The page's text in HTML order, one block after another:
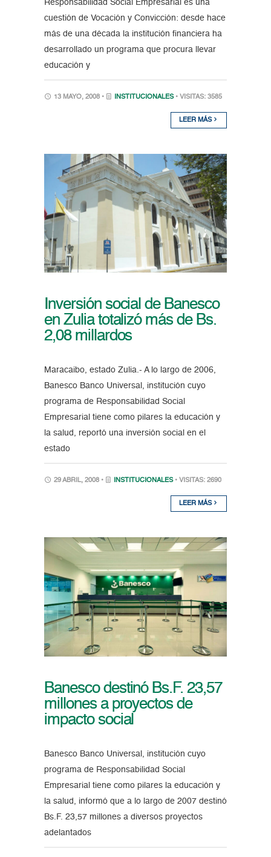
Responsabilidad Social Empresarial es una
cuestión de Vocación y Convicción: desde hace
más de una década la institución financiera ha
desarrollado un programa que procura llevar
educación y
13 MAYO, 2008 • INSTITUCIONALES • VISITAS: 3585
LEER MÁS
Inversión social de Banesco
en Zulia totalizó más de Bs.
2,08 millardos
Maracaibo, estado Zulia.- A lo largo de 2006,
Banesco Banco Universal, institución cuyo
programa de Responsabilidad Social
Empresarial tiene como pilares la educación y
la salud, reportó una inversión social en el
estado
29 ABRIL, 2008 • INSTITUCIONALES • VISITAS: 2690
LEER MÁS
Banesco destinó Bs.F. 23,57
millones a proyectos de
impacto social
Banesco Banco Universal, institución cuyo
programa de Responsabilidad Social
Empresarial tiene como pilares la educación y
la salud, informó que a lo largo de 2007 destinó
Bs.F. 23,57 millones a diversos proyectos
adelantados